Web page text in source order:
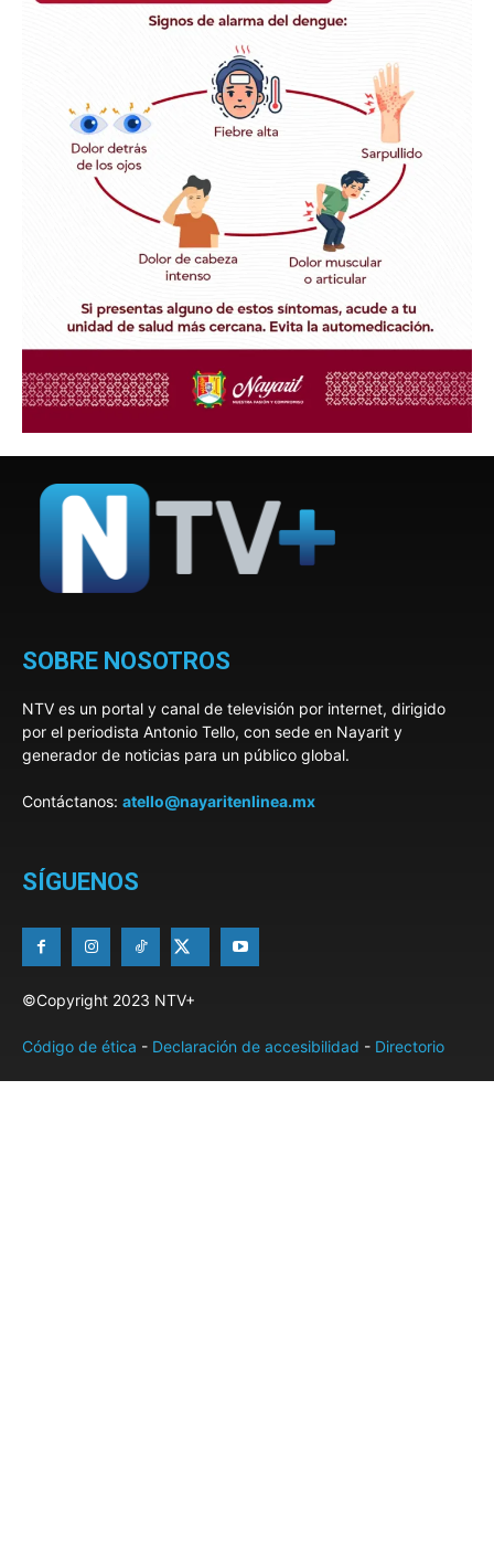
SOBRE NOSOTROS
NTV es un portal y canal de televisión por internet, dirigido
por el periodista Antonio Tello, con sede en Nayarit y
generador de noticias para un público global.
Contáctanos: atello@nayaritenlinea.mx
SÍGUENOS
©Copyright 2023 NTV+
Código de ética - Declaración de accesibilidad - Directorio